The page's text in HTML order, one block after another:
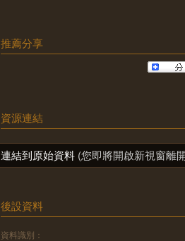
推薦分享
資源連結
連結到原始資料 (您即將開啟新視窗離
後設資料
資料識別：